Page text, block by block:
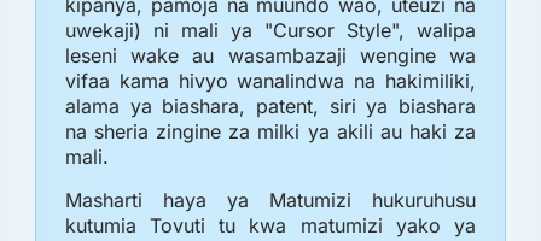
uwekaji) ni mali ya "Cursor Style", walipa
leseni wake au wasambazaji wengine wa
vifaa kama hivyo wanalindwa na hakimiliki,
alama ya biashara, patent, siri ya biashara
na sheria zingine za milki ya akili au haki za
mali.
Masharti haya ya Matumizi hukuruhusu
kutumia Tovuti tu kwa matumizi yako ya